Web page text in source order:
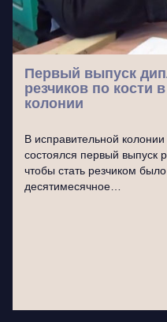
Первый выпуск
резчиков по кости
колонии
В исправительной
состоялся первый выпуск
чтобы стать резчиком
десятимесячное…